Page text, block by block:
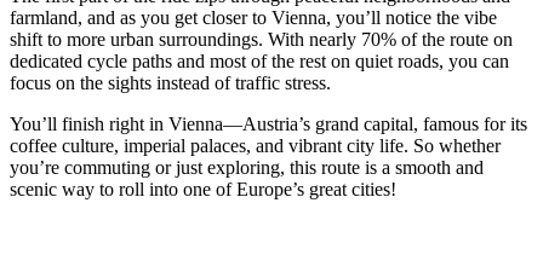
farmland, and as you get closer to Vienna, you’ll notice the vibe
shift to more urban surroundings. With nearly 70% of the route on
dedicated cycle paths and most of the rest on quiet roads, you can
focus on the sights instead of traffic stress.
You’ll finish right in Vienna—Austria’s grand capital, famous for its
coffee culture, imperial palaces, and vibrant city life. So whether
you’re commuting or just exploring, this route is a smooth and
scenic way to roll into one of Europe’s great cities!